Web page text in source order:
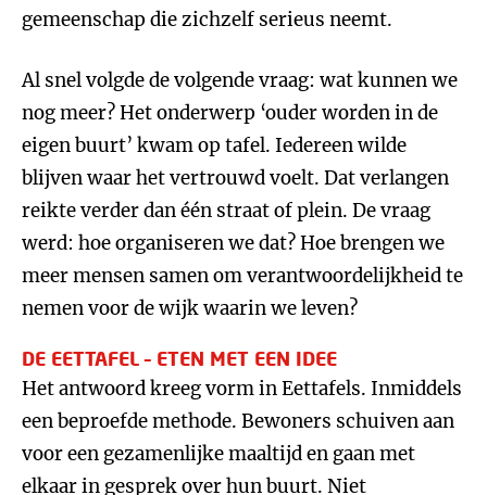
gemeenschap die zichzelf serieus neemt.
Al snel volgde de volgende vraag: wat kunnen we
nog meer? Het onderwerp ‘ouder worden in de
eigen buurt’ kwam op tafel. Iedereen wilde
blijven waar het vertrouwd voelt. Dat verlangen
reikte verder dan één straat of plein. De vraag
werd: hoe organiseren we dat? Hoe brengen we
meer mensen samen om verantwoordelijkheid te
nemen voor de wijk waarin we leven?
DE EETTAFEL – ETEN MET EEN IDEE
Het antwoord kreeg vorm in Eettafels. Inmiddels
een beproefde methode. Bewoners schuiven aan
voor een gezamenlijke maaltijd en gaan met
elkaar in gesprek over hun buurt. Niet